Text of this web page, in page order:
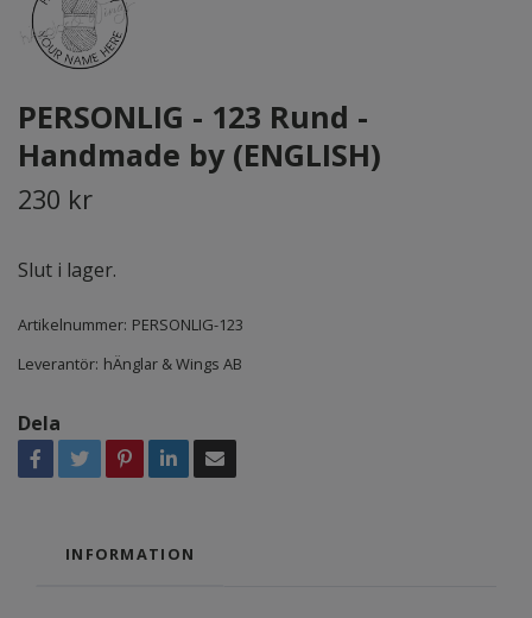
PERSONLIG - 123 Rund -
Handmade by (ENGLISH)
230 kr
Slut i lager.
Artikelnummer: PERSONLIG-123
Leverantör: hÄnglar & Wings AB
Dela
INFORMATION